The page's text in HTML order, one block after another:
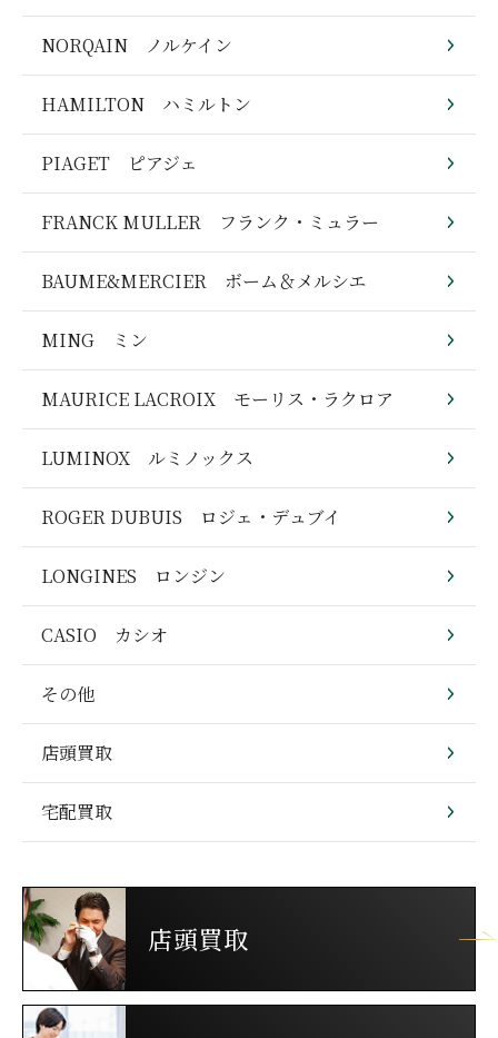
NORQAIN ノルケイン
HAMILTON ハミルトン
PIAGET ピアジェ
FRANCK MULLER フランク・ミュラー
BAUME&MERCIER ボーム＆メルシエ
MING ミン
MAURICE LACROIX モーリス・ラクロア
LUMINOX ルミノックス
ROGER DUBUIS ロジェ・デュブイ
LONGINES ロンジン
CASIO カシオ
その他
店頭買取
宅配買取
店頭買取